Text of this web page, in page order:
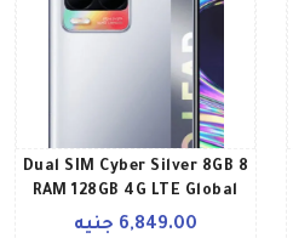
8 Dual SIM Cyber Silver 8GB
RAM 128GB 4G LTE Global
Version
6,849.00 جنيه